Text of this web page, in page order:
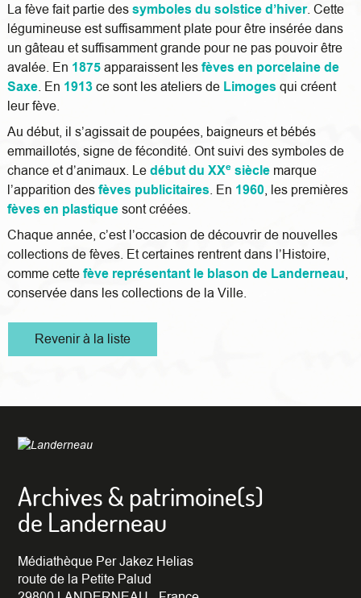
La fève fait partie dessymboles du solstice d’hiver. Cette
légumineuse est suffisamment plate pour être insérée dans
un gâteau et suffisamment grande pour ne pas pouvoir être
avalée. En 1875apparaissent lesfèves en porcelaine de
Saxe. En 1913ce sont les ateliers de Limoges qui créent
leur fève.
Au début, il s’agissait de poupées, baigneurs et bébés
emmaillotés, signe de fécondité. Ont suivi des symboles de
chance et d’animaux. Ledébut du XXesiècle marque
l’apparition desfèves publicitaires. En 1960, les premières
fèves en plastiquesont créées.
Chaque année, c’est l’occasion de découvrir de nouvelles
collections de fèves. Et certaines rentrent dans l’Histoire,
comme cettefève représentant le blason de Landerneau,
conservée dans les collections de la Ville.
Revenir à la liste
Archives & patrimoine(s)
de Landerneau
Médiathèque Per Jakez Helias
route de la Petite Palud